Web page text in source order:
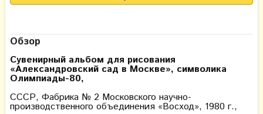
Обзор
Сувенирный альбом для рисования
«Александровский сад в Москве», символика
Олимпиады-80,
СССР, Фабрика № 2 Московского научно-
производственного объединения «Восход», 1980 г.,